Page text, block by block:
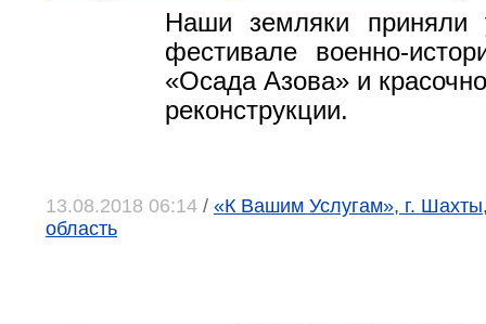
Наши земляки приняли
фестивале военно-
«Осада Азова» и
реконструкции.
13.08.2018 06:14 / «К Вашим Услугам», г.
область